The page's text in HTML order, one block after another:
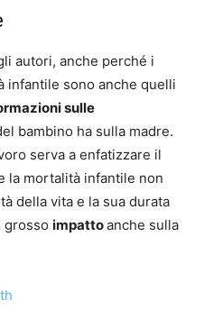
autori, anche perché i
infantile sono anche quelli
sulle
bambino ha sulla madre.
serva a enfatizzare il
la mortalità infantile non
della vita e la sua durata
grosso impattoanche sulla